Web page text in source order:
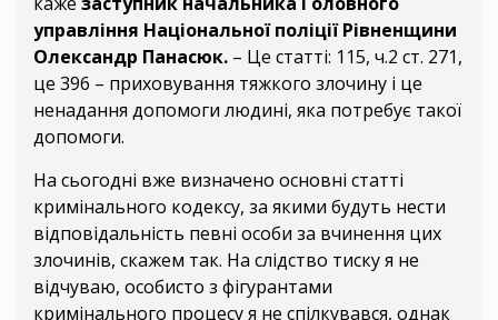
управління Національної поліції Рівненщини
Олександр Панасюк. – Це статті: 115, ч.2 ст. 271,
це 396 – приховування тяжкого злочину і це
ненадання допомоги людині, яка потребує такої
допомоги.
На сьогодні вже визначено основні статті
кримінального кодексу, за якими будуть нести
відповідальність певні особи за вчинення цих
злочинів, скажем так. На слідство тиску я не
відчуваю, особисто з фігурантами
кримінального процесу я не спілкувався, однак